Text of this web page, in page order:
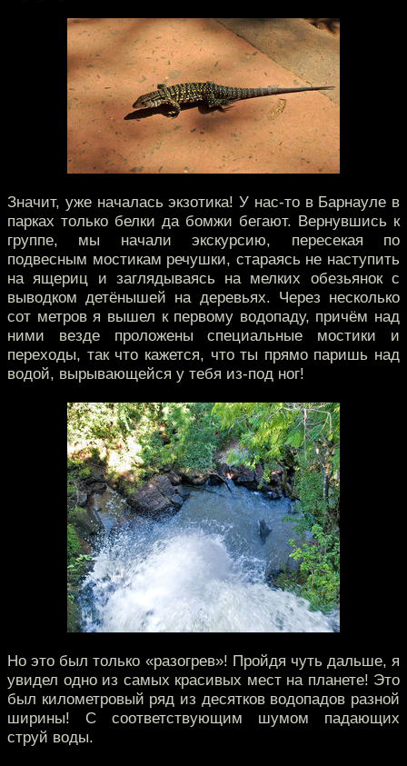
Значит, уже началась экзотика! У нас-то в Барнауле в
парках только белки да бомжи бегают. Вернувшись к
группе, мы начали экскурсию, пересекая по
подвесным мостикам речушки, стараясь не наступить
на ящериц и заглядываясь на мелких обезьянок с
выводком детёнышей на деревьях. Через несколько
сот метров я вышел к первому водопаду, причём над
ними везде проложены специальные мостики и
переходы, так что кажется, что ты прямо паришь над
водой, вырывающейся у тебя из-под ног!
Но это был только «разогрев»! Пройдя чуть дальше, я
увидел одно из самых красивых мест на планете! Это
был километровый ряд из десятков водопадов разной
ширины! С соответствующим шумом падающих
струй воды.